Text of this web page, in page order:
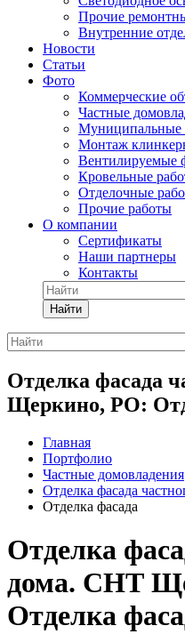
Прочие
Внутренние
Новости
Статьи
Фото
Коммерческие
Частные
Муниципальные
Монтаж
Вентилируемые
Кровельные
Отделочные
Прочие работы
О компании
Сертификаты
Наши партнеры
Контакты
Найти
Отделка фасада
Щеркино, РО:
Главная
Портфолио
Частные домовладения
Отделка фасада
Отделка фасада
Отделка
дома. СНТ
Отделка